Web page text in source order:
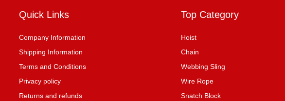
Quick Links
Company Information
Shipping Information
Terms and Conditions
Privacy policy
Returns and refunds
Top Category
Hoist
Chain
Webbing Sling
Wire Rope
Snatch Block